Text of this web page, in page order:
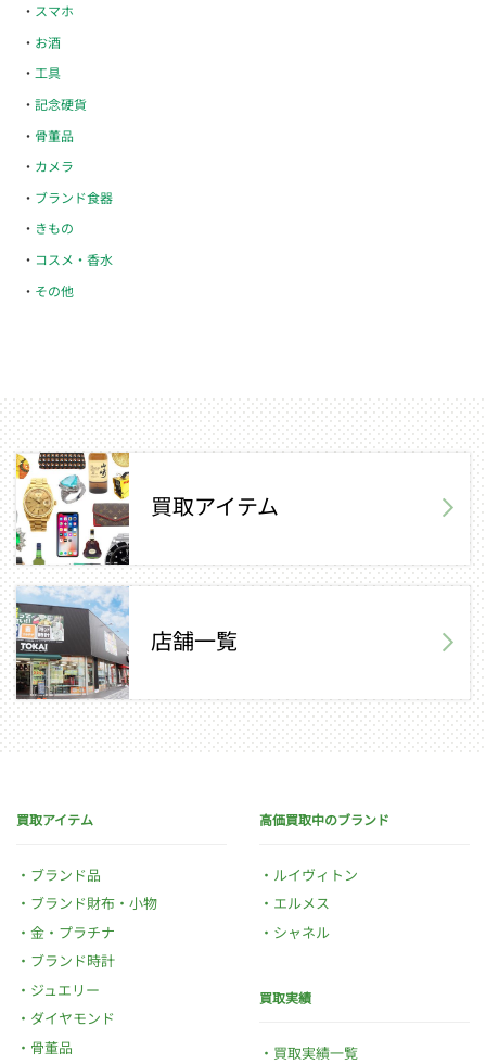
スマホ
お酒
工具
記念硬貨
骨董品
カメラ
ブランド食器
きもの
コスメ・香水
その他
買取アイテム
店舗一覧
買取アイテム
ブランド品
ブランド財布・小物
金・プラチナ
ブランド時計
ジュエリー
ダイヤモンド
骨董品
高価買取中のブランド
ルイヴィトン
エルメス
シャネル
買取実績
買取実績一覧